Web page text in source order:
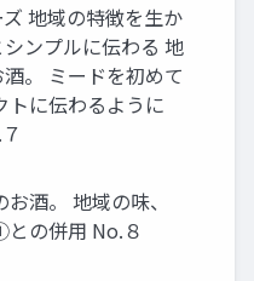
地域の特徴を生か
ンプルに伝わる 地
。 ミードを初めて
トに伝わるように
酒。 地域の味、
の併用 No.８